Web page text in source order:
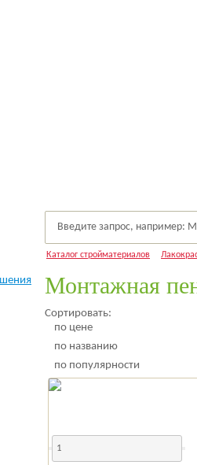
Каталог стройматериалов
Монтажная
Сортировать:
по цене
по названию
по популярности